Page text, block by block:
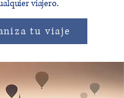
viajero.
tu viaje